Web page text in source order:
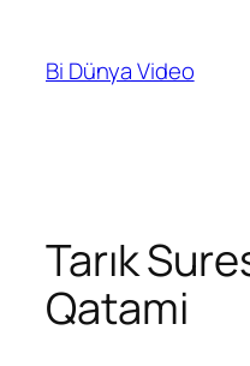
Bi Dünya Video
Tarık
Qatami